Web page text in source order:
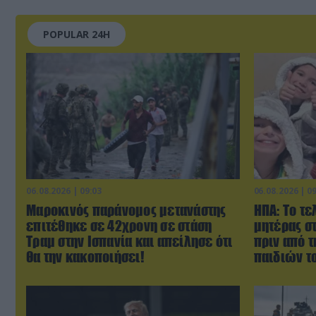
POPULAR 24H
06.08.2026 | 09:03
Μαροκινός παράνομος μετανάστης
επιτέθηκε σε 42χρονη σε στάση
Τραμ στην Ισπανία και απείλησε ότι
θα την κακοποιήσει!
06.08.2026 |
ΗΠΑ: Το
μητέρας
πριν από
παιδιών